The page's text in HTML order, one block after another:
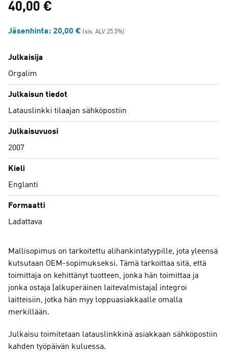
40,00 €
Jäsenhinta: 20,00 € (sis. ALV 25.5%)
Julkaisija
Orgalim
Julkaisun tiedot
Latauslinkki tilaajan sähköpostiin
Julkaisuvuosi
2007
Kieli
Englanti
Formaatti
Ladattava
Mallisopimus on tarkoitettu alihankintatyypille, jota yleensä
kutsutaan OEM-sopimukseksi. Tämä tarkoittaa sitä, että
toimittaja on kehittänyt tuotteen, jonka hän toimittaa ja
jonka ostaja (alkuperäinen laitevalmistaja) integroi
laitteisiin, jotka hän myy loppuasiakkaalle omalla
merkillään.
Julkaisu toimitetaan latauslinkkinä asiakkaan sähköpostiin
kahden työpäivän kuluessa.